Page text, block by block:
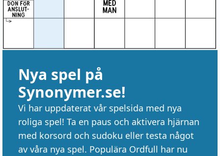
Nya spel på
Synonymer.se!
Vi har uppdaterat vår spelsida med nya
roliga spel! Ta en paus och aktivera hjärnan
med korsord och sudoku eller testa något
av våra nya spel. Populära Ordfull har nu